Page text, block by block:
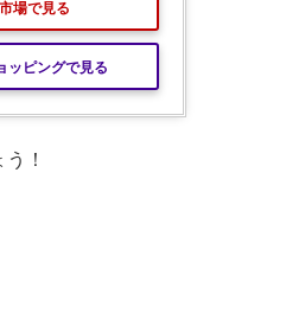
場で見る
ッピングで見る
！